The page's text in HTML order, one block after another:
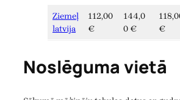
Ziemeļ
latvija
112,00
€
144,0
0 €
€
Noslēguma vietā